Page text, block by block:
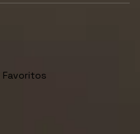
Favoritos